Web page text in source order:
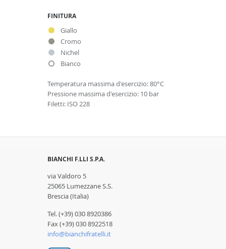
FINITURA
Giallo
Cromo
Nichel
Bianco
Temperatura massima d'esercizio: 80°C
Pressione massima d'esercizio: 10 bar
Filetti: ISO 228
BIANCHI F.LLI S.P.A.
via Valdoro 5
25065 Lumezzane S.S.
Brescia (Italia)
Tel. (+39) 030 8920386
Fax (+39) 030 8922518
info@bianchifratelli.it